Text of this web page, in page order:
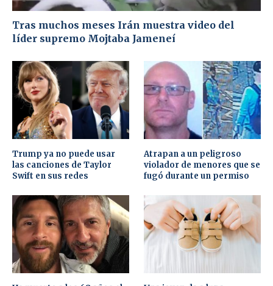
Tras muchos meses Irán muestra video del
líder supremo Mojtaba Jameneí
Trump ya no puede usar
las canciones de Taylor
Swift en sus redes
Atrapan a un peligroso
violador de menores que se
fugó durante un permiso